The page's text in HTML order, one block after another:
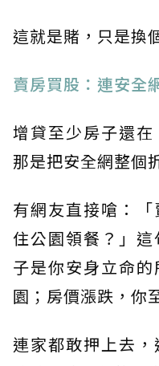
這就是賭，只是換
賣房買股：連安全
增貸至少房子還在
那是把安全網整個
有網友直接嗆：「
住公園領餐？」
子是你安身立命
園；房價漲跌，你
連家都敢押上去，